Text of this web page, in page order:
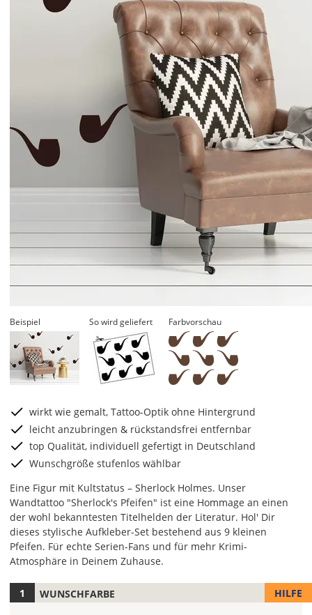
Beispiel So wird geliefert Farbvorschau
wirkt wie gemalt, Tattoo-Optik ohne Hintergrund
leicht anzubringen & rückstandsfrei entfernbar
top Qualität, individuell gefertigt in Deutschland
Wunschgröße stufenlos wählbar
Eine Figur mit Kultstatus – Sherlock Holmes. Unser
Wandtattoo "Sherlock's Pfeifen" ist eine Hommage an einen
der wohl bekanntesten Titelhelden der Literatur. Hol' Dir
dieses stylische Aufkleber-Set bestehend aus 9 kleinen
Pfeifen. Für echte Serien-Fans und für mehr Krimi-
Atmosphäre in Deinem Zuhause.
Hier
WUNSCHFARBE HILFE